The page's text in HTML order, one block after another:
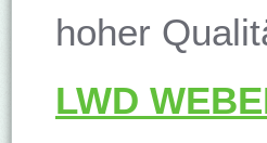
hoher
LWD